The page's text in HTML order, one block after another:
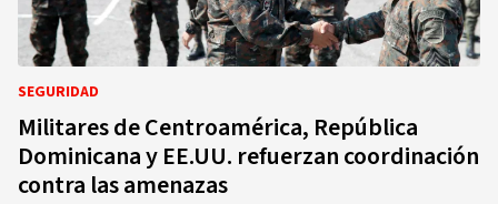
SEGURIDAD
Militares de Centroamérica, República
Dominicana y EE.UU. refuerzan coordinación
contra las amenazas